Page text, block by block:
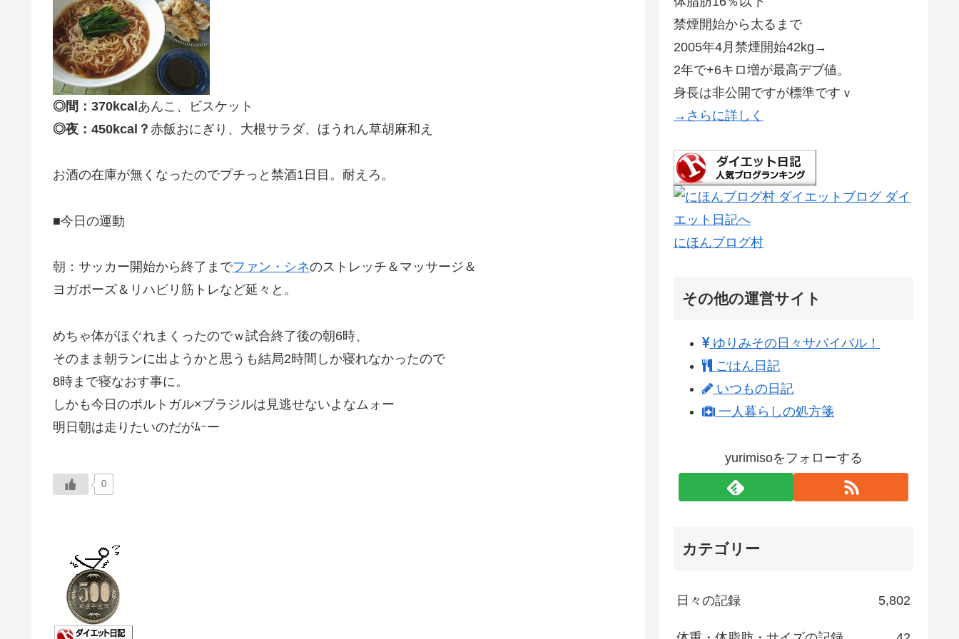
◎間：370kcalあんこ、ビスケット
◎夜：450kcal？ 赤飯おにぎり、大根サラダ、ほうれん草胡麻和え
お酒の在庫が無くなったのでプチっと禁酒1日目。耐えろ。
■今日の運動
朝：サッカー開始から終了までファン・シネのストレッチ＆マッサージ＆
ヨガポーズ＆リハビリ筋トレなど延々と。
めちゃ体がほぐれまくったのでｗ試合終了後の朝6時、
そのまま朝ランに出ようかと思うも結局2時間しか寝れなかったので
8時まで寝なおす事に。
しかも今日のポルトガル×ブラジルは見逃せないよなムォー
明日朝は走りたいのだがﾑｰー
0
禁煙開始から太るまで
2005年4月禁煙開始42kg→
2年で+6キロ増が最高デブ値。
身長は非公開ですが標準ですｖ
→さらに詳しく
にほんブログ村
その他の運営サイト
ゆりみその日々サバイバル！
ごはん日記
いつもの日記
一人暮らしの処方箋
yurimisoをフォローする
カテゴリー
日々の記録 5,802